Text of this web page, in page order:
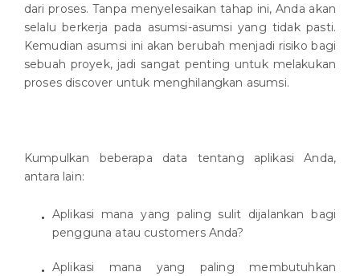
dari proses. Tanpa menyelesaikan tahap ini, Anda akan
selalu berkerja pada asumsi-asumsi yang tidak pasti.
Kemudian asumsi ini akan berubah menjadi risiko bagi
sebuah proyek, jadi sangat penting untuk melakukan
proses discover untuk menghilangkan asumsi.
Kumpulkan beberapa data tentang aplikasi Anda,
antara lain:
Aplikasi mana yang paling sulit dijalankan bagi
pengguna atau customers Anda?
Aplikasi mana yang paling membutuhkan